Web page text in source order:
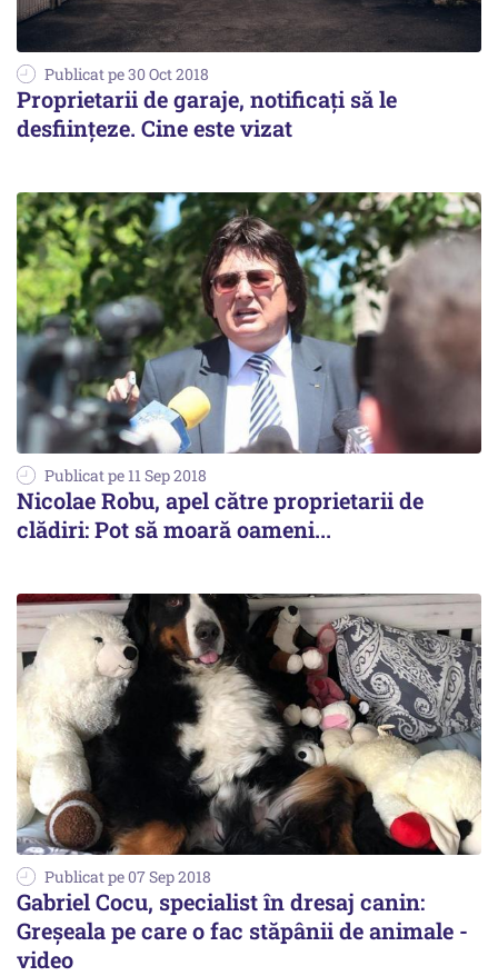
Publicat pe 30 Oct 2018
Proprietarii de garaje, notificaţi să le
desfiinţeze. Cine este vizat
Publicat pe 11 Sep 2018
Nicolae Robu, apel către proprietarii de
clădiri: Pot să moară oameni...
Publicat pe 07 Sep 2018
Gabriel Cocu, specialist în dresaj canin:
Greșeala pe care o fac stăpânii de animale -
video